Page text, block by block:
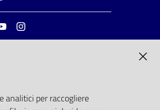
Youtube
analitici per raccogliere